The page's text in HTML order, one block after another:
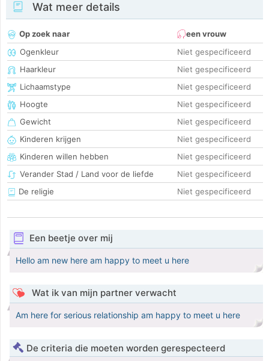
Wat meer details
Op zoek naar
een vrouw
Ogenkleur
Niet gespecificeerd
Haarkleur
Niet gespecificeerd
Lichaamstype
Niet gespecificeerd
Hoogte
Niet gespecificeerd
Gewicht
Niet gespecificeerd
Kinderen krijgen
Niet gespecificeerd
Kinderen willen hebben
Niet gespecificeerd
Verander Stad / Land voor de liefde
Niet gespecificeerd
De religie
Niet gespecificeerd
Een beetje over mij
Hello am new here am happy to meet u here
Wat ik van mijn partner verwacht
Am here for serious relationship am happy to meet u here
De criteria die moeten worden gerespecteerd